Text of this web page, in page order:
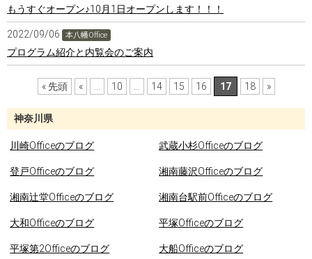
神奈川県
川崎Officeのブログ 武蔵小杉Officeのブログ
登戸Officeのブログ 湘南藤沢Officeのブログ
湘南辻堂Officeのブログ 湘南台駅前Officeのブログ
大和Officeのブログ 平塚Officeのブログ
平塚第2Officeのブログ 大船Officeのブログ
もうすぐオープン♪10月1日オープンします！！！
2022/09/06 本八幡Office
プログラム紹介と内覧会のご案内
« 先頭 « 10 14 15 16 17 18 »